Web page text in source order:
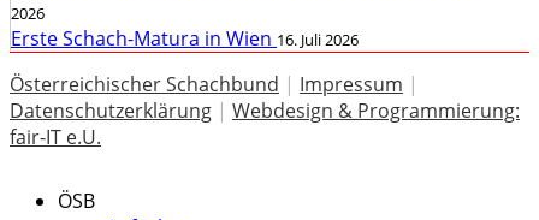
2026
Erste Schach-Matura in Wien 16. Juli 2026
Österreichischer Schachbund | Impressum |
Datenschutzerklärung | Webdesign & Programmierung:
fair-IT e.U.
ÖSB